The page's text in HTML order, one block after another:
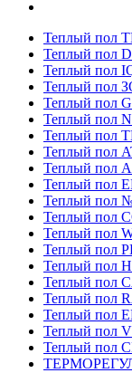
Теплый
Теплый пол
Теплый пол
Теплый пол
Теплый пол
Теплый пол
Теплый пол
Теплый пол
Теплый пол
Теплый пол
Теплый пол
Теплый пол
Теплый пол
Теплый пол
Теплый пол
Теплый пол
Теплый пол
Теплый пол
Теплый пол
Теплый пол